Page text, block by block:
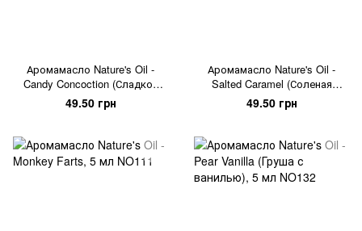
Аромамасло Nature's Oil -
Candy Concoction (Сладкое
сочетание), 5 мл
49.50 грн
Аромамасло Nature's Oil -
Salted Caramel (Соленая
карамель), 5 мл
49.50 грн